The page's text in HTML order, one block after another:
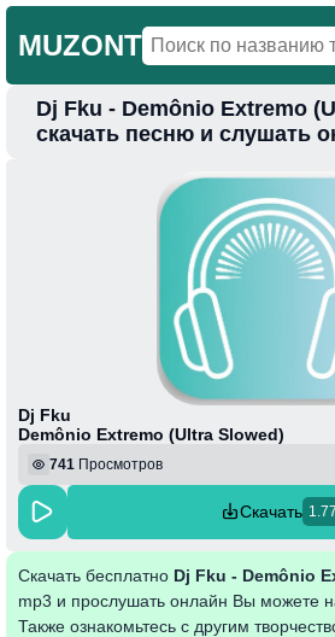
MUZONT
Главная
Dj Fku - Demônio Extremo
скачать песню и слушать
Dj Fku
Demônio Extremo (Ultra Slowed)
741 Просмотров
Скачать
Скачать бесплатно Dj Fku - Demônio
mp3 и прослушать онлайн Вы можете
Также ознакомьтесь с другим